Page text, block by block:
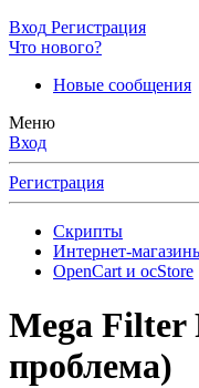
Вход Регистрация
Что нового?
Новые сообщения
Меню
Вход
Регистрация
Скрипты
Интернет-
OpenCart и ocStore
Mega Filter
проблема)